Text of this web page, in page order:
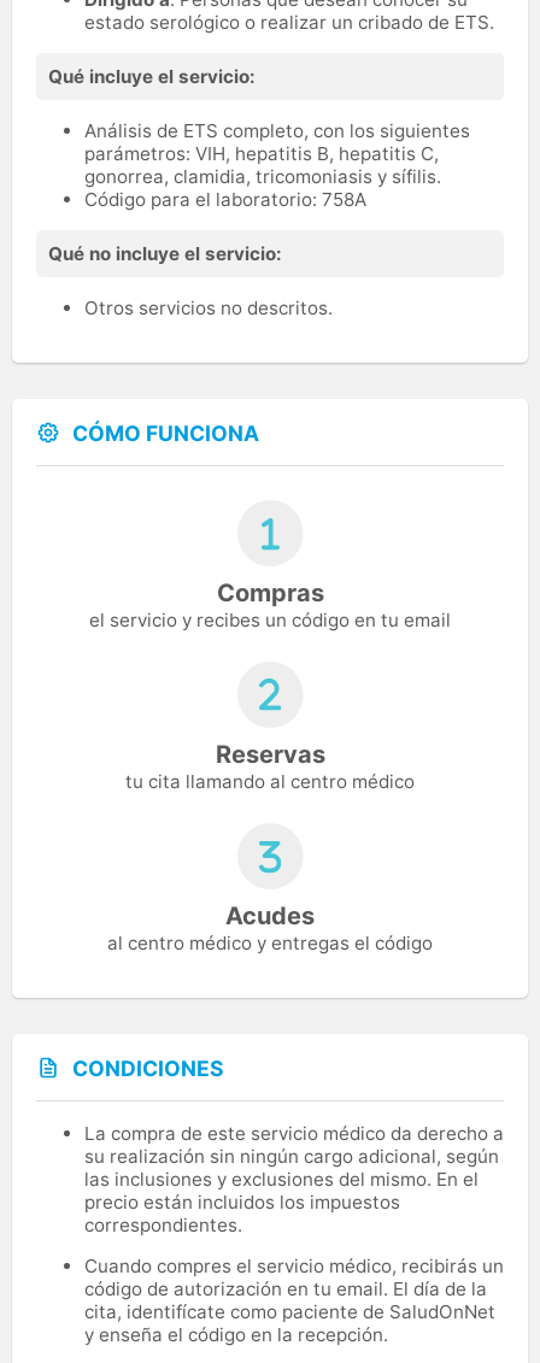
estado serológico o realizar un cribado de ETS.
Qué incluye el servicio:
Análisis de ETS completo, con los siguientes
parámetros: VIH, hepatitis B, hepatitis C,
gonorrea, clamidia, tricomoniasis y sífilis.
Código para el laboratorio: 758A
Qué no incluye el servicio:
Otros servicios no descritos.
CÓMO FUNCIONA
Compras
el servicio y recibes un código en tu email
Reservas
tu cita llamando al centro médico
Acudes
al centro médico y entregas el código
CONDICIONES
La compra de este servicio médico da derecho a
su realización sin ningún cargo adicional, según
las inclusiones y exclusiones del mismo. En el
precio están incluidos los impuestos
correspondientes.
Cuando compres el servicio médico, recibirás un
código de autorización en tu email. El día de la
cita, identifícate como paciente de SaludOnNet
y enseña el código en la recepción.